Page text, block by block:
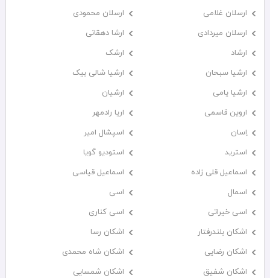
ارسلان غلامی
ارسلان محمودی
ارسلان میردادی
ارشا دهقانی
ارشاد
ارشک
ارشیا سبحان
ارشیا شالی بیک
ارشیا یامی
ارشیان
اروین قاسمی
اریا رادمهر
اِسان
اسپشال امیر
استرید
استودیو گویا
اسماعیل قلی زاده
اسماعیل قیاسی
اسمال
اسی
اسی خیراتی
اسی کناری
اشکان بلندرفتار
اشکان رسا
اشکان رضایی
اشکان شاه محمدی
اشکان شفیق
اشکان شمسایی